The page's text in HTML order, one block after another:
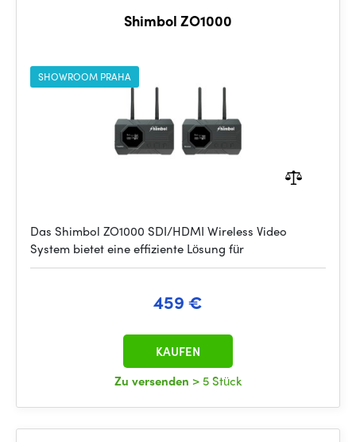
Shimbol ZO1000
SHOWROOM PRAHA
Das Shimbol ZO1000 SDI/HDMI Wireless Video
System bietet eine effiziente Lösung für
459 €
Zu versenden > 5 Stück
KAUFEN